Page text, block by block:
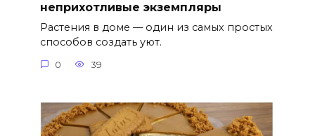
неприхотливые экземпляры
Растения в доме — один из самых простых
способов создать уют.
0 39